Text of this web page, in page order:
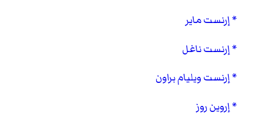
إرنست ماير
إرنست ناغل
إرنست ويليام براون
إروين روز